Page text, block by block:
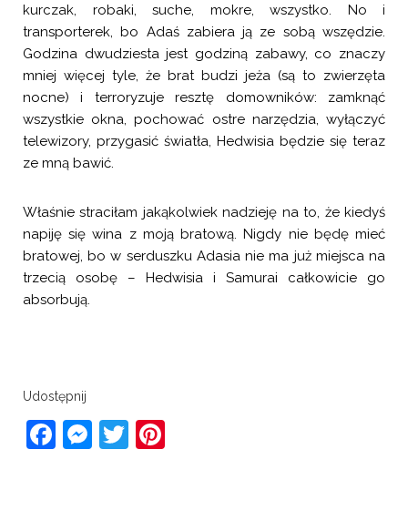
kurczak, robaki, suche, mokre, wszystko. No i
transporterek, bo Adaś zabiera ją ze sobą wszędzie.
Godzina dwudziesta jest godziną zabawy, co znaczy
mniej więcej tyle, że brat budzi jeża (są to zwierzęta
nocne) i terroryzuje resztę domowników: zamknąć
wszystkie okna, pochować ostre narzędzia, wyłączyć
telewizory, przygasić światła, Hedwisia będzie się teraz
ze mną bawić.
Właśnie straciłam jakąkolwiek nadzieję na to, że kiedyś
napiję się wina z moją bratową. Nigdy nie będę mieć
bratowej, bo w serduszku Adasia nie ma już miejsca na
trzecią osobę – Hedwisia i Samurai całkowicie go
absorbują.
Udostępnij
Facebook
Messenger
Twitter